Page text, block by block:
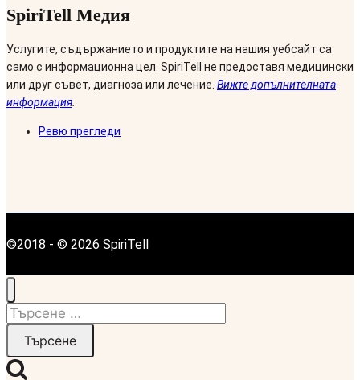
SpiriTell Медия
Услугите, съдържанието и продуктите на нашия уебсайт са
само с информационна цел. SpiriTell не предоставя медицински
или друг съвет, диагноза или лечение. Вижте допълнителната
информация
Ревю прегледи
©2018 - © 2026 SpiriTell
Търсене